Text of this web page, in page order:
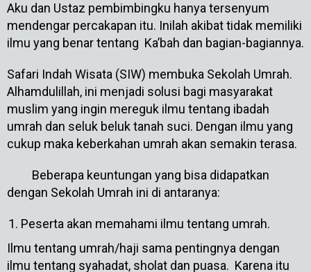
Aku dan Ustaz pembimbingku hanya tersenyum
mendengar percakapan itu. Inilah akibat tidak memiliki
ilmu yang benar tentang Ka’bah dan bagian-bagiannya.
Safari Indah Wisata (SIW) membuka Sekolah Umrah.
Alhamdulillah, ini menjadi solusi bagi masyarakat
muslim yang ingin mereguk ilmu tentang ibadah
umrah dan seluk beluk tanah suci. Dengan ilmu yang
cukup maka keberkahan umrah akan semakin terasa.
Beberapa keuntungan yang bisa didapatkan
dengan Sekolah Umrah ini di antaranya:
Peserta akan memahami ilmu tentang umrah.
Ilmu tentang umrah/haji sama pentingnya dengan
ilmu tentang syahadat, sholat dan puasa. Karena itu